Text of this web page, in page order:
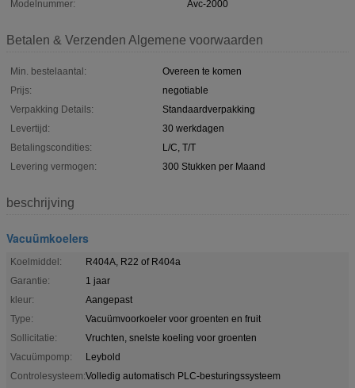
Modelnummer:
Avc-2000
Betalen & Verzenden Algemene voorwaarden
Min. bestelaantal:
Overeen te komen
Prijs:
negotiable
Verpakking Details:
Standaardverpakking
Levertijd:
30 werkdagen
Betalingscondities:
L/C, T/T
Levering vermogen:
300 Stukken per Maand
beschrijving
Vacuümkoelers
Koelmiddel:
R404A, R22 of R404a
Garantie:
1 jaar
kleur:
Aangepast
Type:
Vacuümvoorkoeler voor groenten en fruit
Sollicitatie:
Vruchten, snelste koeling voor groenten
Vacuümpomp:
Leybold
Controlesysteem:Volledig automatisch PLC-besturingssysteem